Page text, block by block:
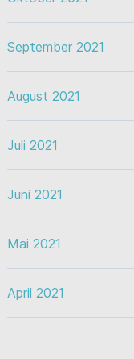
September 2021
August 2021
Juli 2021
Juni 2021
Mai 2021
April 2021